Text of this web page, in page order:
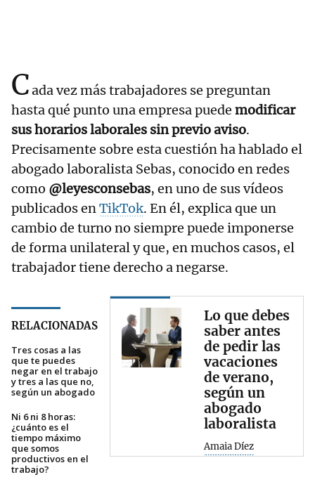
Cada vez más trabajadores se preguntan
hasta qué punto una empresa puede modificar
sus horarios laborales sin previo aviso.
Precisamente sobre esta cuestión ha hablado el
abogado laboralista Sebas, conocido en redes
como @leyesconsebas, en uno de sus vídeos
publicados enTikTok. En él, explica que un
cambio de turno no siempre puede imponerse
de forma unilateral y que, en muchos casos, el
trabajador tiene derecho a negarse.
RELACIONADAS
Tres cosas a las
que te puedes
negar en el trabajo
y tres a las que no,
según un abogado
Ni 6 ni 8 horas:
¿cuánto es el
tiempo máximo
que somos
productivos en el
trabajo?
Lo que debes
saber antes
de pedir las
vacaciones
de verano,
según un
abogado
laboralista
Amaia Díez